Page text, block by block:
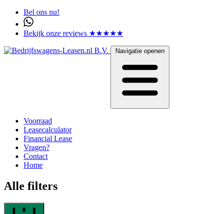
Bel ons nu!
Bekijk onze reviews ★★★★★
Navigatie openen
Voorraad
Leasecalculator
Financial Lease
Vragen?
Contact
Home
Alle filters